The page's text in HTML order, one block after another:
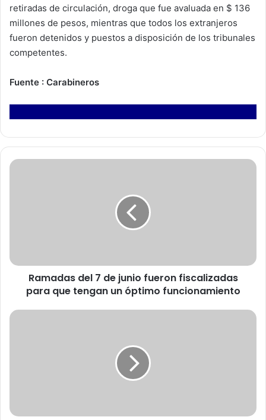
retiradas de circulación, droga que fue avaluada en $ 136
millones de pesos, mientras que todos los extranjeros
fueron detenidos y puestos a disposición de los tribunales
competentes.
Fuente : Carabineros
R
e
e
e
Ramadas del 7 de junio fueron fiscalizadas
para que tengan un óptimo funcionamiento
N
a